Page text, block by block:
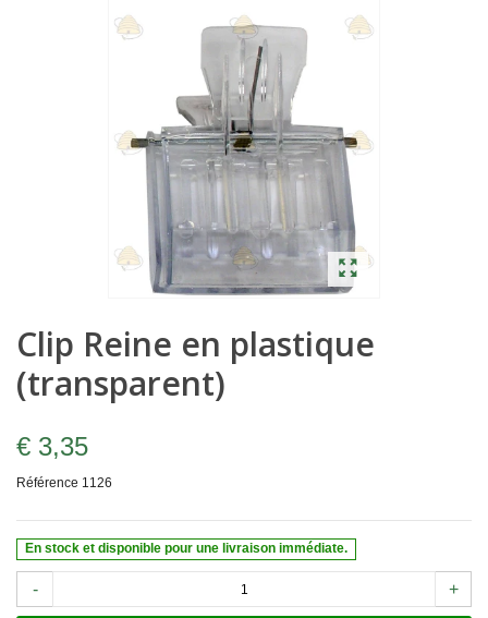
Clip Reine en plastique
(transparent)
€ 3,35
Référence 1126
En stock et disponible pour une livraison immédiate.
- +